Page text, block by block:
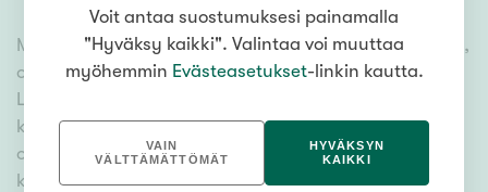
Asuntotyyppi
Kerros-/luhtitalo
Rivitalo/paritalo
Omakoti-/erillistalo
Maa- tai metsätila
Meiltä löydät myytävät rivitalot ja paritalot Haukivuori,
olitpa etsimässä suurempaa tai pienempää asuntoa.
Lukuisat asuntovaihtoehdot ja erittäin kattava
kiinteistönvälittäjien verkosto varmistavat, että meillä
on hyvä paikallinen osaaminen ja tieto. Katso alta
kaikki myytävät rivitalot ja paritalot Haukivuori tai
Voit antaa suostumuksesi painamalla
"Hyväksy kaikki". Valintaa voi muuttaa
myöhemmin Evästeasetukset-linkin kautta.
VAIN
VÄLTTÄMÄTTÖMÄT
HYVÄKSYN
KAIKKI